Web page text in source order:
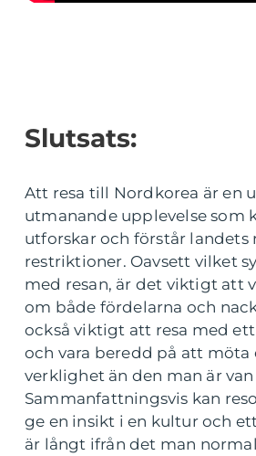
Slutsats:
Att resa till Nordkorea är en
utmanande upplevelse som
utforskar och förstår landets
restriktioner. Oavsett vilket
med resan, är det viktigt att
om både fördelarna och
också viktigt att resa med
och vara beredd på att möta
verklighet än den man är van
Sammanfattningsvis kan
ge en insikt i en kultur och
är långt ifrån det man